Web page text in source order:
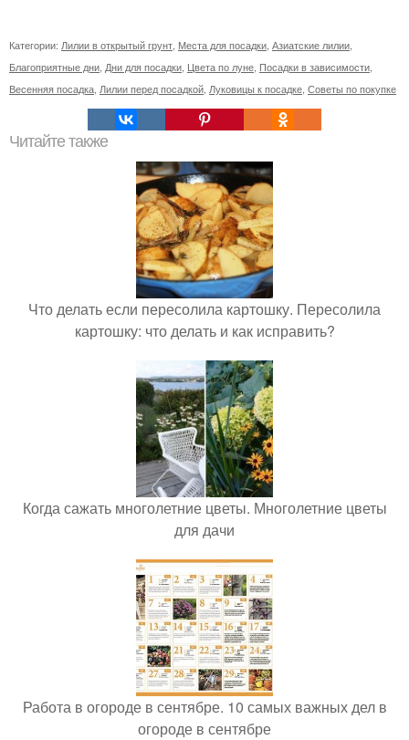
Категории: Лилии в открытый грунт Места для посадки Азиатские лилии
Благоприятные дни Дни для посадки Цвета по луне Посадки в зависимости
Весенняя посадка Лилии перед посадкой Луковицы к посадке Советы по покупке
Читайте также
Что делать если пересолила картошку. Пересолила
картошку: что делать и как исправить?
Когда сажать многолетние цветы. Многолетние цветы
для дачи
Работа в огороде в сентябре. 10 самых важных дел в
огороде в сентябре